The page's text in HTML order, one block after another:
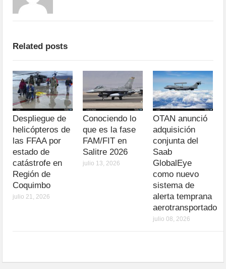
Related posts
Despliegue de
helicópteros de
las FFAA por
estado de
catástrofe en
Región de
Coquimbo
julio 21, 2026
Conociendo lo
que es la fase
FAM/FIT en
Salitre 2026
julio 13, 2026
OTAN anunció
adquisición
conjunta del
Saab
GlobalEye
como nuevo
sistema de
alerta temprana
aerotransportado
julio 08, 2026